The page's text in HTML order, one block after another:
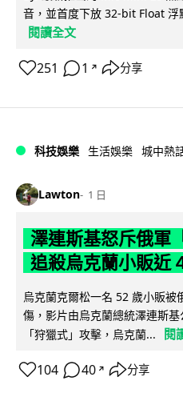
音，並首度下放 32-bit Float 浮
閱讀全文
251 1 ↗ 分享
科技娛樂 生活娛樂 城中熱
Lawton 1 日
澤連斯基怒斥俄軍
追殺烏克蘭小販近
烏克蘭克爾松一名 52 歲小販
傷，影片由烏克蘭總統澤連斯
「狩獵式」攻擊，烏克蘭...
閱
104 40 ↗ 分享